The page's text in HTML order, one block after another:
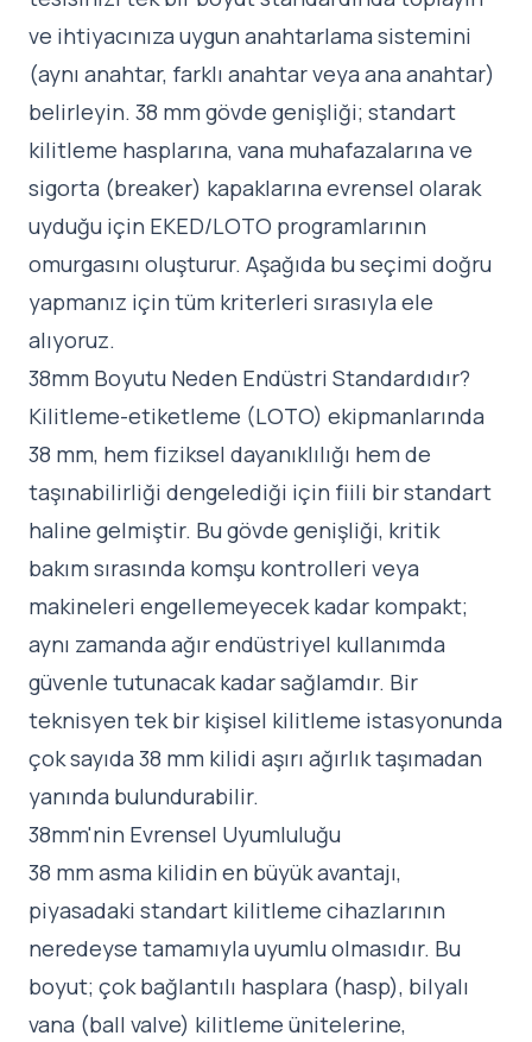
ve ihtiyacınıza uygun anahtarlama sistemini
(aynı anahtar, farklı anahtar veya ana anahtar)
belirleyin. 38 mm gövde genişliği; standart
kilitleme hasplarına, vana muhafazalarına ve
sigorta (breaker) kapaklarına evrensel olarak
uyduğu için EKED/LOTO programlarının
omurgasını oluşturur. Aşağıda bu seçimi doğru
yapmanız için tüm kriterleri sırasıyla ele
alıyoruz.
38mm Boyutu Neden Endüstri Standardıdır?
Kilitleme-etiketleme (LOTO) ekipmanlarında
38 mm, hem fiziksel dayanıklılığı hem de
taşınabilirliği dengelediği için fiili bir standart
haline gelmiştir. Bu gövde genişliği, kritik
bakım sırasında komşu kontrolleri veya
makineleri engellemeyecek kadar kompakt;
aynı zamanda ağır endüstriyel kullanımda
güvenle tutunacak kadar sağlamdır. Bir
teknisyen tek bir kişisel kilitleme istasyonunda
çok sayıda 38 mm kilidi aşırı ağırlık taşımadan
yanında bulundurabilir.
38mm'nin Evrensel Uyumluluğu
38 mm asma kilidin en büyük avantajı,
piyasadaki standart kilitleme cihazlarının
neredeyse tamamıyla uyumlu olmasıdır. Bu
boyut; çok bağlantılı hasplara (hasp), bilyalı
vana (ball valve) kilitleme ünitelerine,